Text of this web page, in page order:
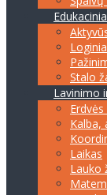
Stalo
Lavinimo
Kalba,
Laikas
Lauko